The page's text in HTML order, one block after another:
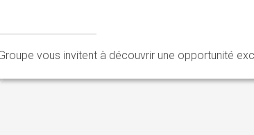
vous invitent à découvrir une opportunité